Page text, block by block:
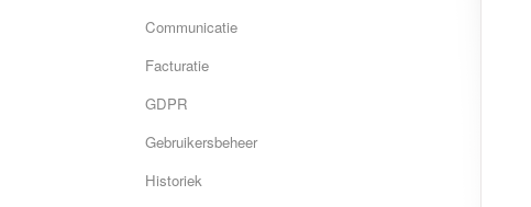
Communicatie
Facturatie
GDPR
Gebruikersbeheer
Historiek